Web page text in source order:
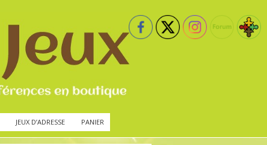
JEUX D’ADRESSE PANIER